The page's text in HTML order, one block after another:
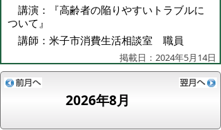
講演：『高齢者の陥りやすいトラブルに
ついて』
講師：米子市消費生活相談室 職員
掲載日：2024年5月14日
2026年8月